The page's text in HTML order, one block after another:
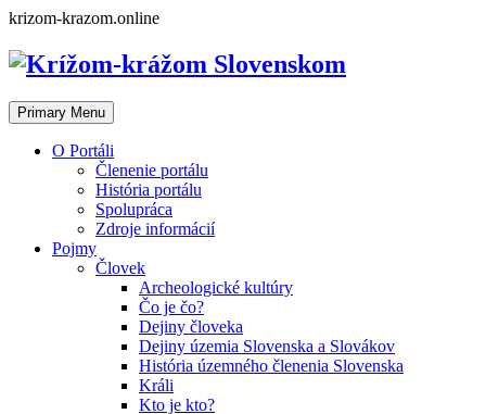
Skip
content
krizom-krazom.online
Primary Menu
O Portáli
Členenie portálu
História portálu
Spolupráca
Zdroje informácií
Pojmy
Človek
Archeologické kultúry
Čo je čo?
Dejiny človeka
Dejiny územia Slovenska a Slovákov
História územného členenia Slovenska
Králi
Kto je kto?